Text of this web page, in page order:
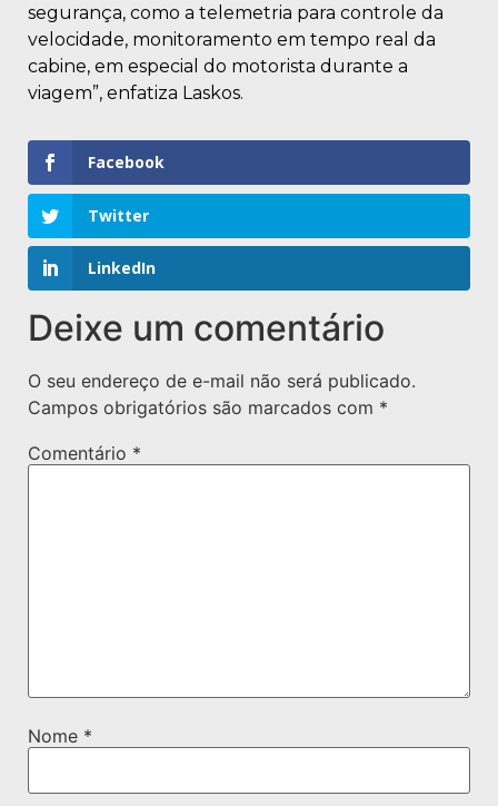
segurança, como a telemetria para controle da
velocidade, monitoramento em tempo real da
cabine, em especial do motorista durante a
viagem”, enfatiza Laskos.
Facebook
Twitter
LinkedIn
Deixe um comentário
O seu endereço de e-mail não será publicado.
Campos obrigatórios são marcados com *
Comentário *
Nome *